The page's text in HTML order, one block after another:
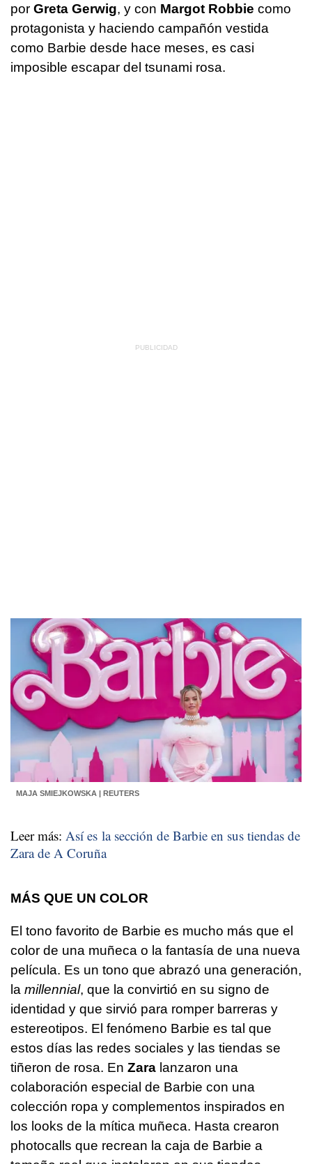
por Greta Gerwig, y con Margot Robbie como
protagonista y haciendo campañón vestida
como Barbie desde hace meses, es casi
imposible escapar del tsunami rosa.
MAJA SMIEJKOWSKA | REUTERS
Leer más: Así es la sección de Barbie en sus tiendas de
Zara de A Coruña
MÁS QUE UN COLOR
El tono favorito de Barbie es mucho más que el
color de una muñeca o la fantasía de una nueva
película. Es un tono que abrazó una generación,
la millennial, que la convirtió en su signo de
identidad y que sirvió para romper barreras y
estereotipos. El fenómeno Barbie es tal que
estos días las redes sociales y las tiendas se
tiñeron de rosa. En Zara lanzaron una
colaboración especial de Barbie con una
colección ropa y complementos inspirados en
los looks de la mítica muñeca. Hasta crearon
photocalls que recrean la caja de Barbie a